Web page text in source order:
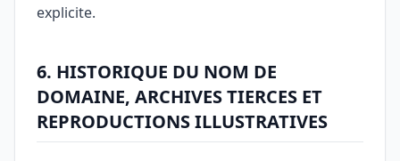
explicite.
6. HISTORIQUE DU NOM DE
DOMAINE, ARCHIVES TIERCES ET
REPRODUCTIONS ILLUSTRATIVES